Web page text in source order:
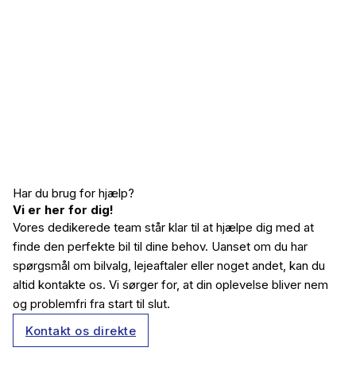
Har du brug for hjælp?
Vi er her for dig!
Vores dedikerede team står klar til at hjælpe dig med at
finde den perfekte bil til dine behov. Uanset om du har
spørgsmål om bilvalg, lejeaftaler eller noget andet, kan du
altid kontakte os. Vi sørger for, at din oplevelse bliver nem
og problemfri fra start til slut.
Kontakt os direkte